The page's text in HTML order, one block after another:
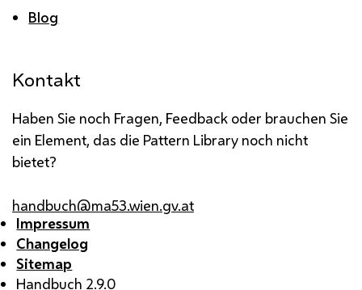
Blog
Kontakt
Haben Sie noch Fragen, Feedback oder brauchen Sie
ein Element, das die Pattern Library noch nicht
bietet?
handbuch@ma53.wien.gv.at
Impressum
Changelog
Sitemap
Handbuch 2.9.0